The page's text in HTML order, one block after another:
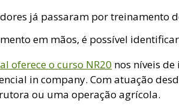
já passaram por treinamento
em mãos, é possível
oferece o curso NR20 nos níveis
in company. Com atuação
ou uma operação agrícola.